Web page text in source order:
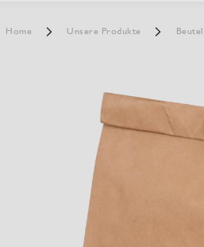
Home Unsere Produkte